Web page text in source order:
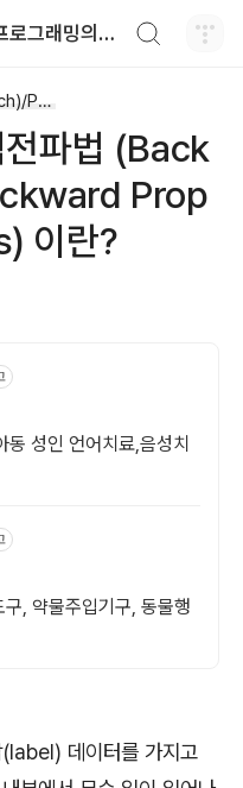
R, Python 분석과 프로그래밍의 친구 (by R Friend)
Deep Learning (TF, Keras, PyTorch)/PyTorch basics
전파법 (Back
Prop
이란?
성인 언어치료,음성치
, 약물주입기구, 동물행
(label) 데이터를 가지고